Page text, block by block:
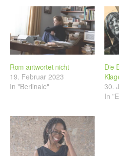
Rom antwortet nicht
19. Februar 2023
In "Berlinale"
Die
30.
In